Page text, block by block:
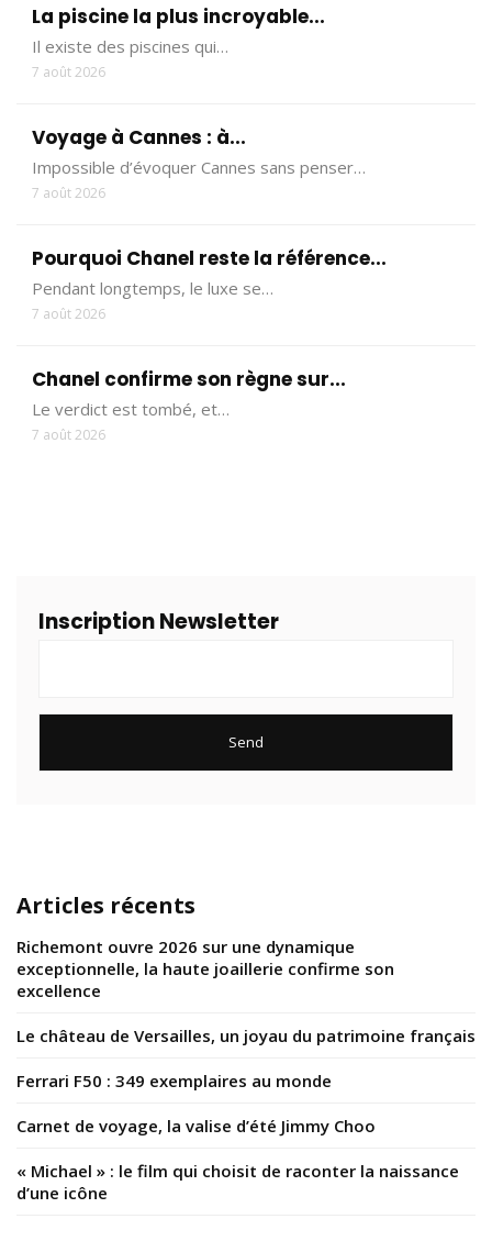
La piscine la plus incroyable...
Il existe des piscines qui…
7 août 2026
Voyage à Cannes : à...
Impossible d’évoquer Cannes sans penser…
7 août 2026
Pourquoi Chanel reste la référence...
Pendant longtemps, le luxe se…
7 août 2026
Chanel confirme son règne sur...
Le verdict est tombé, et…
7 août 2026
Inscription Newsletter
Articles récents
Richemont ouvre 2026 sur une dynamique
exceptionnelle, la haute joaillerie confirme son
excellence
Le château de Versailles, un joyau du patrimoine français
Ferrari F50 : 349 exemplaires au monde
Carnet de voyage, la valise d’été Jimmy Choo
« Michael » : le film qui choisit de raconter la naissance
d’une icône